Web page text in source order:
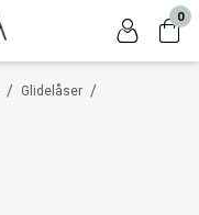
0
/ /
Glidelåser